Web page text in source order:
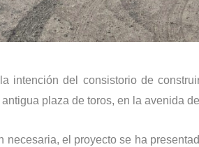
intención del consistorio de
plaza de toros, en la avenida
necesaria, el proyecto se ha